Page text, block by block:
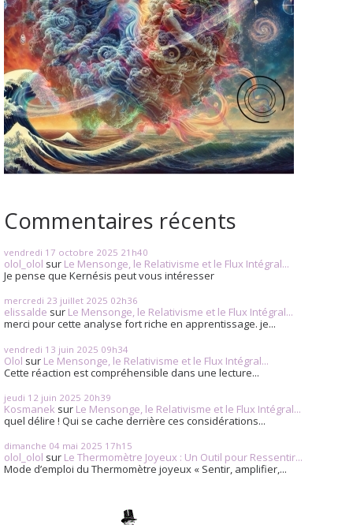
Commentaires récents
vendredi 17 octobre 2025 21h40
olol_olol sur Le Mensonge, le Relativisme et le Flux Intégral...
Je pense que Kernésis peut vous intéresser
mercredi 23 juillet 2025 02h36
elissalde sur Le Mensonge, le Relativisme et le Flux Intégral...
merci pour cette analyse fort riche en apprentissage. je...
vendredi 13 juin 2025 09h34
Olol sur Le Mensonge, le Relativisme et le Flux Intégral...
Cette réaction est compréhensible dans une lecture...
jeudi 12 juin 2025 20h39
Kosmanek sur Le Mensonge, le Relativisme et le Flux Intégral...
quel délire ! Qui se cache derrière ces considérations...
dimanche 04 mai 2025 17h15
olol_olol sur Le Thermomètre Joyeux : Un Outil pour Ressentir...
Mode d’emploi du Thermomètre joyeux « Sentir, amplifier,...